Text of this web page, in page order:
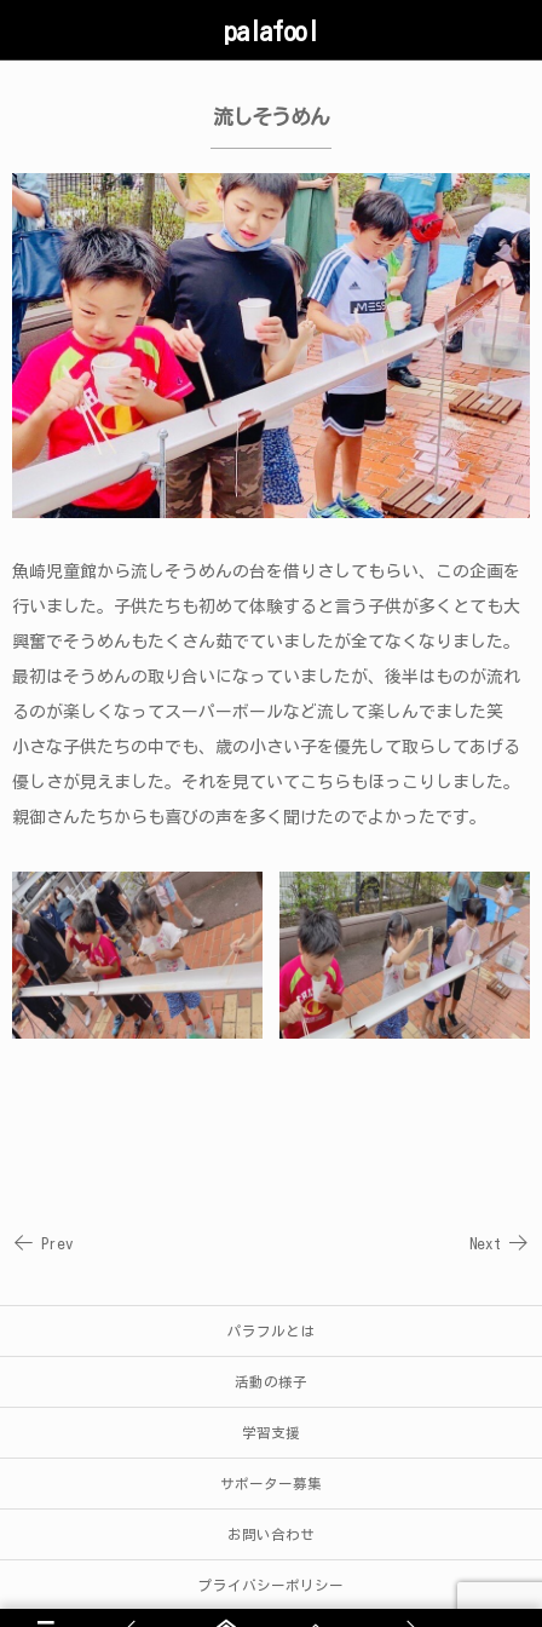
palafool
流しそうめん
魚崎児童館から流しそうめんの台を借りさしてもらい、この企画を
行いました。子供たちも初めて体験すると言う子供が多くとても大
興奮でそうめんもたくさん茹でていましたが全てなくなりました。
最初はそうめんの取り合いになっていましたが、後半はものが流れ
るのが楽しくなってスーパーボールなど流して楽しんでました笑
小さな子供たちの中でも、歳の小さい子を優先して取らしてあげる
優しさが見えました。それを見ていてこちらもほっこりしました。
親御さんたちからも喜びの声を多く聞けたのでよかったです。
Prev Next
パラフルとは
活動の様子
学習支援
サポーター募集
お問い合わせ
プライバシーポリシー